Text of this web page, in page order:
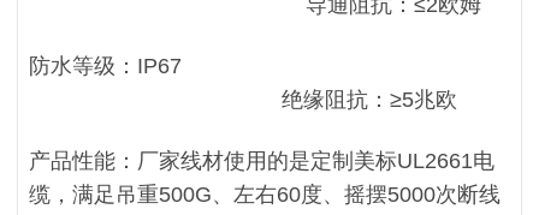
防水等级：IP67
绝缘阻抗：≥5兆欧
产品性能：厂家线材使用的是定制美标UL2661电
缆，满足吊重500G、左右60度、摇摆5000次断线